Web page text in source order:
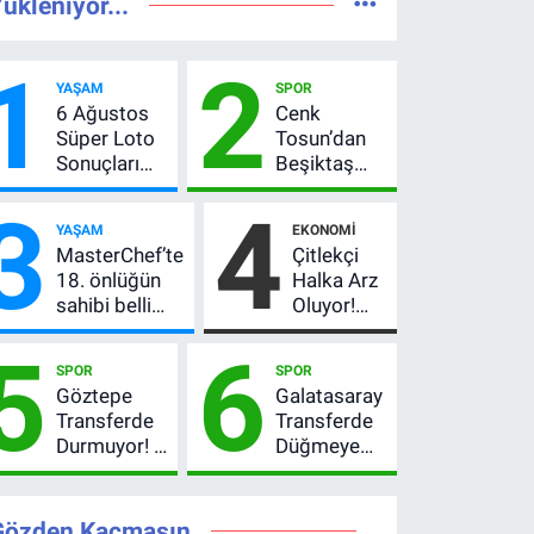
YAŞAM
6 Ağustos
Süper Loto
Sonuçları
Açıklandı!
TL’lik Çekiliş
2 SPOR
Cenk
Tosun’dan
Beşiktaş
açıklaması:
asıl mesajı
satır
arasında
verdi
YAŞAM
MasterChef’te
18. önlüğün
sahibi belli
oldu! Ana
yarışmacı kim
oldu?
4 EKONOMI
Çitlekçi
Halka Arz
Oluyor!
SPK
Fiyatı, Lot
Sayısı ve
Talep
Toplama
Tarihi
SPOR
Göztepe
Transferde
Durmuyor! 6
İmza
Hedefler
6 SPOR
Galatasaray
Transferde
Düğmeye
Bastı! Leao,